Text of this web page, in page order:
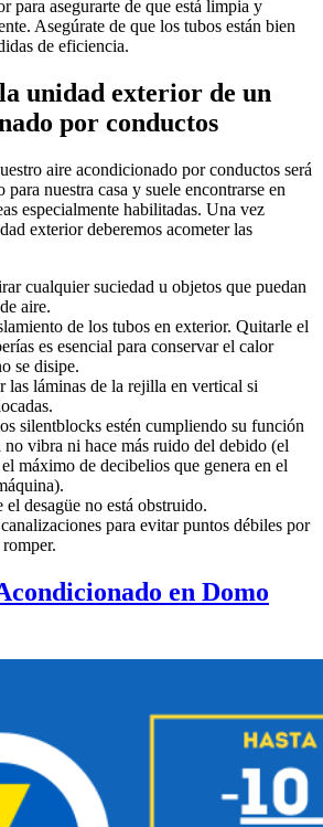
para asegurarte de que está limpia y
Asegúrate de que los tubos están bien
de eficiencia.
unidad exterior de un
por conductos
aire acondicionado por conductos será
nuestra casa y suele encontrarse en
especialmente habilitadas. Una vez
exterior deberemos acometer las
cualquier suciedad u objetos que puedan
aire.
de los tubos en exterior. Quitarle el
es esencial para conservar el calor
se disipe.
las láminas de la rejilla en vertical si
silentblocks estén cumpliendo su función
vibra ni hace más ruido del debido (el
máximo de decibelios que genera en el
el desagüe no está obstruido.
para evitar puntos débiles por
en Domo